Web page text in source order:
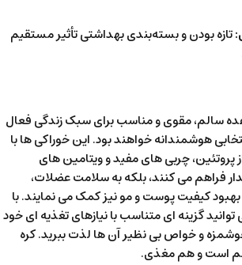
تازه بودن و بسته‌بندی بهداشتی تأثیر مستقیم
سالم، مقوی و مناسب برای سبک زندگی فعال
هوشمندانه خواهند بود. این خوراکی ها با
پروتئین، چربی های مفید و ویتامین های
فراهم می کنند، بلکه به سلامت عضلات،
کیفیت پوست و مو نیز کمک می نمایند. با
گزینه ای متناسب با نیازهای تغذیه ای خود
و خواص بی نظیر آن ها لذت ببرید. کره
است و هم مغذی.